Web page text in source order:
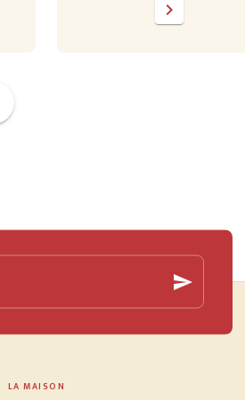
chevron_right
send
LA MAISON